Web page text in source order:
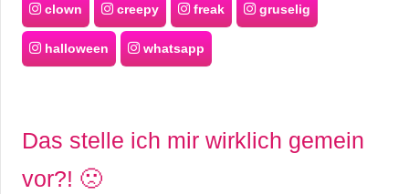
clown creepy freak gruselig
halloween whatsapp
Das stelle ich mir wirklich gemein
vor?! 🙁